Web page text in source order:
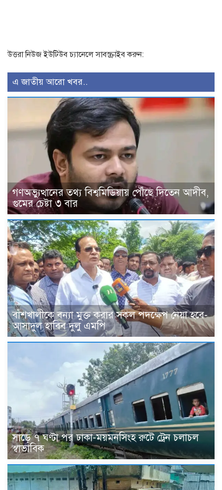
উত্তরা নিউজ ইউটিউব চ্যানেলে সাবস্ক্রাইব করুন:
এ জাতীয় আরো খবর..
গণঅভ্যুত্থানের তথ্য বিশ্বমিডিয়ায় পৌঁছে দিতেন আদীব,
গুমের চেষ্টা ৩ বার
বাঁশখালীকে বন্যা মুক্ত করার সকল পদক্ষেপ নেয়া হবে-
আসাদুল হাবিব দুলু এমপি
সাড়ে ৭ ঘণ্টা পর ঢাকা-ময়মনসিংহ রুটে ট্রেন চলাচল
স্বাভাবিক